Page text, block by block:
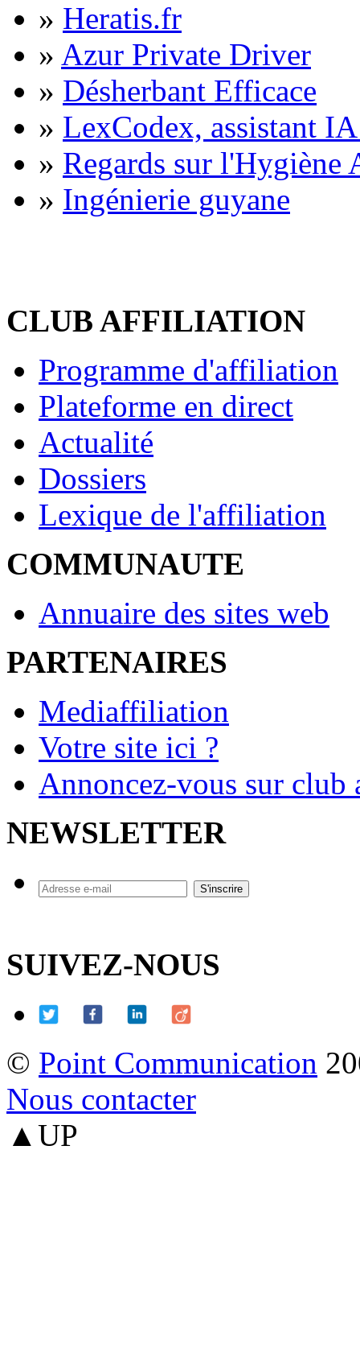
» Heratis.fr
» Azur Private Driver
» Désherbant Efficace
» LexCodex, assistant
» Regards sur l'Hygiène
» Ingénierie guyane
CLUB AFFILIATION
Programme d'affiliation
Plateforme en direct
Actualité
Dossiers
Lexique de l'affiliation
COMMUNAUTE
Annuaire des sites web
PARTENAIRES
Mediaffiliation
Votre site ici ?
Annoncez-vous sur
NEWSLETTER
SUIVEZ-NOUS
© Point Communication
Nous contacter
▲UP